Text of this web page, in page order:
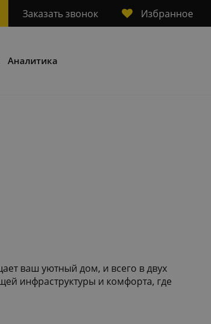
Заказать звонок Избранное
Аналитика
ваш уютный дом, и всего в двух
инфраструктуры и комфорта, где